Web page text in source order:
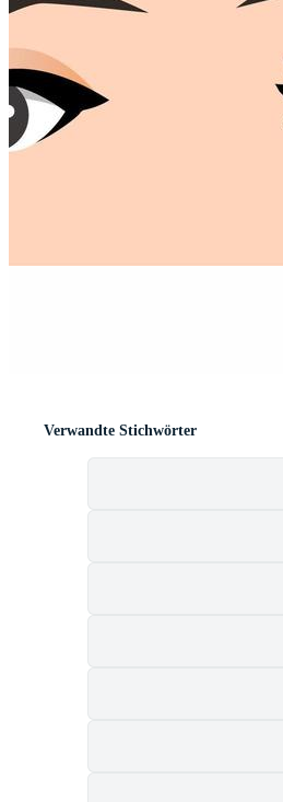
Verwandte Stichwörter